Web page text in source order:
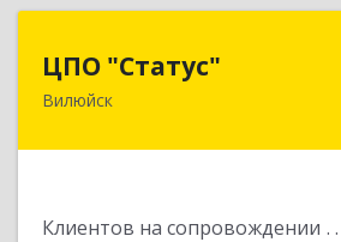
ЦПО "Статус"
Вилюйск
Клиентов на сопровождении
677000, Саха /Якутия/ Респ,